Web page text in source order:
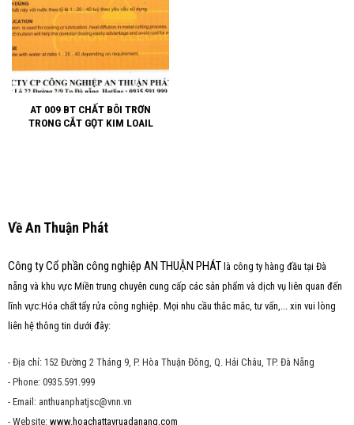
AT 009 BT CHẤT BÔI TRƠN
TRONG CẮT GỌT KIM LOAIL
Về An Thuận Phát
Công ty Cổ phần công nghiệp AN THUẬN PHÁT là công ty hàng đầu tại Đà
nẵng và khu vực Miền trung chuyên cung cấp các sản phẩm và dịch vụ liên quan đến
lĩnh vực:Hóa chất tẩy rửa công nghiệp. Mọi nhu cầu thắc mắc, tư vấn,... xin vui lòng
liên hệ thông tin dưới đây:
- Địa chỉ: 152 Đường 2 Tháng 9, P. Hòa Thuận Đông, Q. Hải Châu, TP. Đà Nẵng
- Phone: 0935.591.999
- Email: anthuanphatjsc@vnn.vn
- Website: www.hoachattayruadanang.com